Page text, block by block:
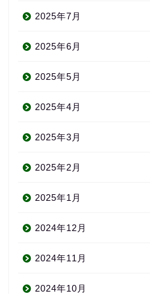
2025年7月
2025年6月
2025年5月
2025年4月
2025年3月
2025年2月
2025年1月
2024年12月
2024年11月
2024年10月